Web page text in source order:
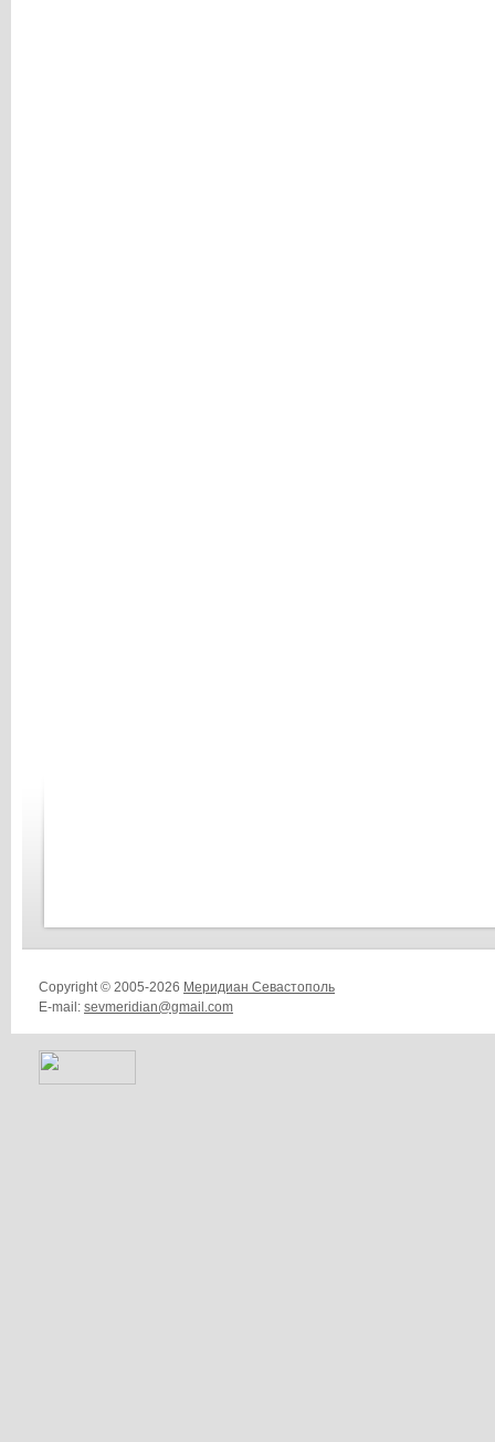
Copyright © 2005-2026 Меридиан Севастополь
E-mail: sevmeridian@gmail.com